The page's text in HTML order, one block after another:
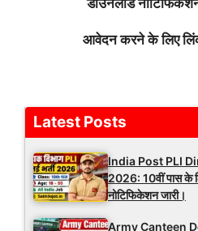
आवेदन करने के लिए
Latest Posts
India Post PLI
2026: 10वीं पास के
नोटिफिकेशन जारी।
Army Canteen